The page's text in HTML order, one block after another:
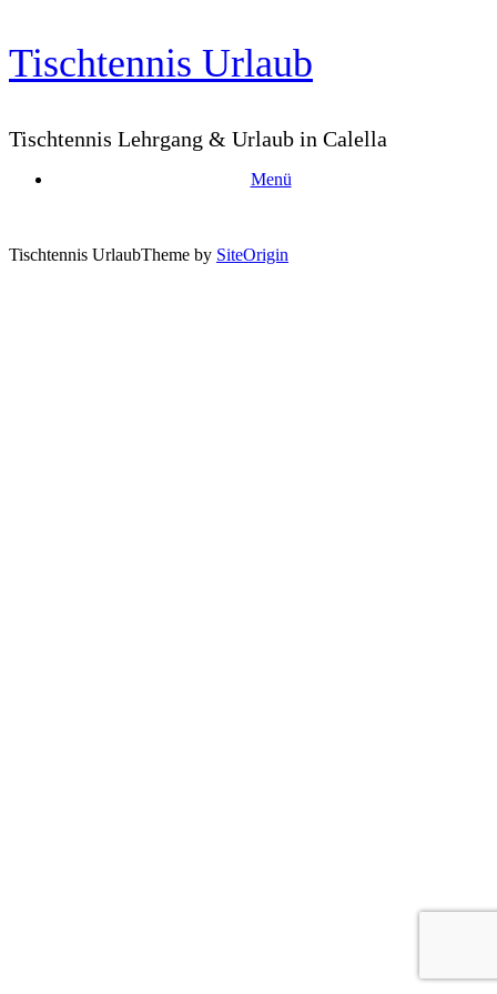
Zum
Inhalt
springen
Tischtennis Urlaub
Tischtennis Lehrgang & Urlaub in Calella
Menü
Tischtennis UrlaubTheme by SiteOrigin